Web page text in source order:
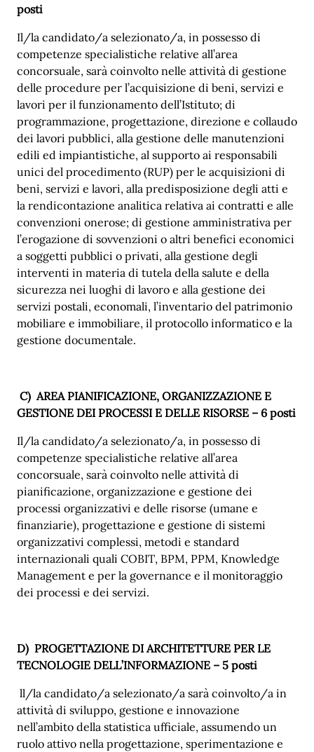
posti
Il/la candidato/a selezionato/a, in possesso di
competenze specialistiche relative all’area
concorsuale, sarà coinvolto nelle attività di gestione
delle procedure per l’acquisizione di beni, servizi e
lavori per il funzionamento dell’Istituto; di
programmazione, progettazione, direzione e collaudo
dei lavori pubblici, alla gestione delle manutenzioni
edili ed impiantistiche, al supporto ai responsabili
unici del procedimento (RUP) per le acquisizioni di
beni, servizi e lavori, alla predisposizione degli atti e
la rendicontazione analitica relativa ai contratti e alle
convenzioni onerose; di gestione amministrativa per
l’erogazione di sovvenzioni o altri benefici economici
a soggetti pubblici o privati, alla gestione degli
interventi in materia di tutela della salute e della
sicurezza nei luoghi di lavoro e alla gestione dei
servizi postali, economali, l’inventario del patrimonio
mobiliare e immobiliare, il protocollo informatico e la
gestione documentale.
C) AREA PIANIFICAZIONE, ORGANIZZAZIONE E
GESTIONE DEI PROCESSI E DELLE RISORSE – 6 posti
Il/la candidato/a selezionato/a, in possesso di
competenze specialistiche relative all’area
concorsuale, sarà coinvolto nelle attività di
pianificazione, organizzazione e gestione dei
processi organizzativi e delle risorse (umane e
finanziarie), progettazione e gestione di sistemi
organizzativi complessi, metodi e standard
internazionali quali COBIT, BPM, PPM, Knowledge
Management e per la governance e il monitoraggio
dei processi e dei servizi.
D) PROGETTAZIONE DI ARCHITETTURE PER LE
TECNOLOGIE DELL’INFORMAZIONE – 5 posti
ll/la candidato/a selezionato/a sarà coinvolto/a in
attività di sviluppo, gestione e innovazione
nell’ambito della statistica ufficiale, assumendo un
ruolo attivo nella progettazione, sperimentazione e